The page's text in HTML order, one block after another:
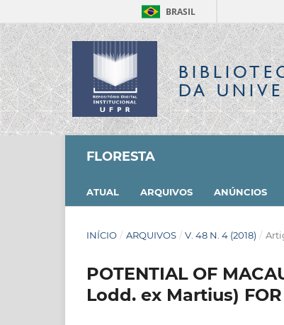
BRASIL
DA
FLORESTA
ATUAL ARQUIVOS ANÚNCIOS
INÍCIO / ARQUIVOS / V. 48 N. 4 (2018) /
POTENTIAL OF
Lodd. ex Martius) FOR